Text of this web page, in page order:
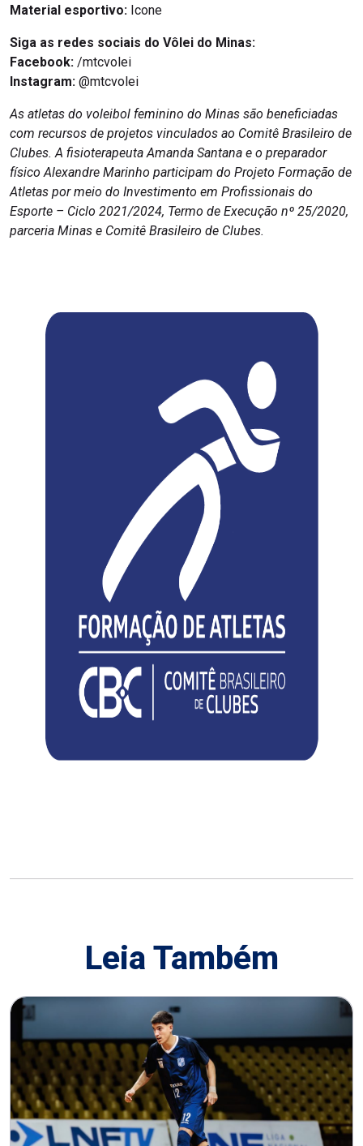
Material esportivo: Icone
Siga as redes sociais do Vôlei do Minas:
Facebook: /mtcvolei
Instagram: @mtcvolei
As atletas do voleibol feminino do Minas são beneficiadas
com recursos de projetos vinculados ao Comitê Brasileiro de
Clubes. A fisioterapeuta Amanda Santana e o preparador
físico Alexandre Marinho participam do Projeto Formação de
Atletas por meio do Investimento em Profissionais do
Esporte – Ciclo 2021/2024, Termo de Execução nº 25/2020,
parceria Minas e Comitê Brasileiro de Clubes.
Leia Também